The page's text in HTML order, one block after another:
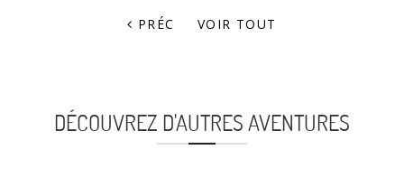
PRÉC VOIR TOUT
DÉCOUVREZ D'AUTRES AVENTURES